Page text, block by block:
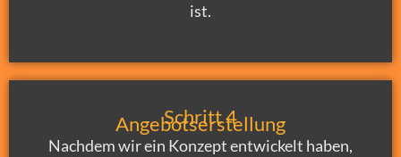
ist.
Schritt 4
Angebotserstellung
Nachdem wir ein Konzept entwickelt haben,